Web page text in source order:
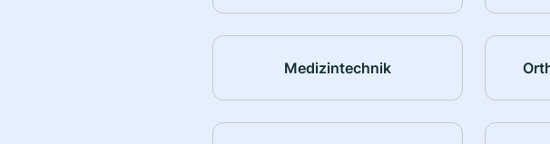
Medizintechnik